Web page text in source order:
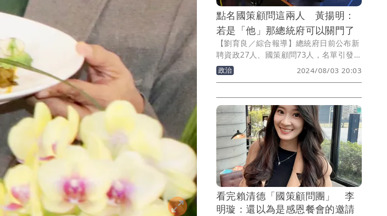
點名國策顧問這兩人 黃揚明：
若是「他」那總統府可以關門了
【劉育良／綜合報導】總統府日前公布新
聘資政27人、國策顧問73人，名單引發爭
議，媒體人黃揚明今天下午再發文點名其
中兩人，呼籲總統府應該做出說明。
政治 2024/08/03 20:03
看完賴清德「國策顧問團」 李
明璇：還以為是感恩餐會的邀請